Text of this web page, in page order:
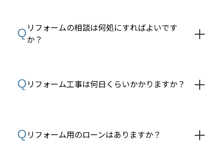
Qリフォームの相談は何処にすればよいです
か？
Qリフォーム工事は何日くらいかかりますか？
Qリフォーム用のローンはありますか？